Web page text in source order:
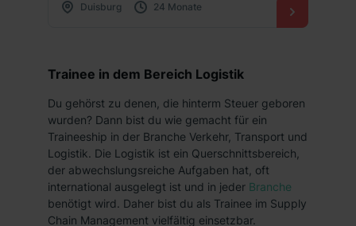
Duisburg 24 Monate
Trainee in dem Bereich Logistik
Du gehörst zu denen, die hinterm Steuer geboren
wurden? Dann bist du wie gemacht für ein
Traineeship in der Branche Verkehr, Transport und
Logistik. Die Logistik ist ein Querschnittsbereich,
der abwechslungsreiche Aufgaben hat, oft
international ausgelegt ist und in jeder Branche
benötigt wird. Daher bist du als Trainee im Supply
Chain Management vielfältig einsetzbar.